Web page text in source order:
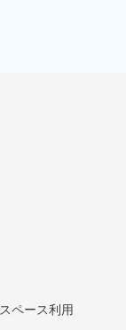
スペース利用